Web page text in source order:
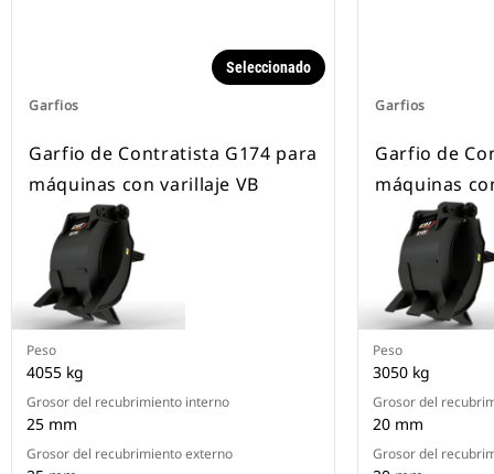
Garfios
Seleccionado
Garfio de Contratista G174 para
máquinas con varillaje VB
Peso
4055 kg
Grosor del recubrimiento interno
25 mm
Grosor del recubrimiento externo
Garfios
Garfio de
máquinas
Peso
3050 kg
Grosor del
20 mm
Grosor del